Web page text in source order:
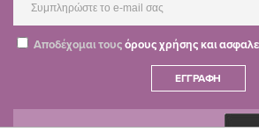
Αποδέχομαι τουςόρους χρήσης και
ΕΓΓΡΑΦΉ